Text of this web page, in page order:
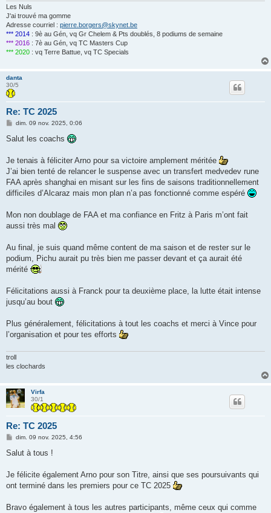
Les Nuls
J'ai trouvé ma gomme
Adresse courriel : pierre.borgers@skynet.be
*** 2014 : 9è au Gén, vq Gr Chelem & Pts doublés, 8 podiums de semaine
*** 2016 : 7è au Gén, vq TC Masters Cup
*** 2020 : vq Terre Battue, vq TC Specials
danta
30/5
Re: TC 2025
M
s
g
dim. 09 nov. 2025, 0:06
Salut les coachs
Je tenais à féliciter Arno pour sa victoire amplement méritée
J’ai bien tenté de relancer le suspense avec un transfert medvedev rune
FAA après shanghai en misant sur les fins de saisons traditionnellement
difficiles d’Alcaraz mais mon plan n’a pas fonctionné comme espéré
Mon non doublage de FAA et ma confiance en Fritz à Paris m’ont fait
aussi très mal
Au final, je suis quand même content de ma saison et de rester sur le
podium, Pichu aurait pu très bien me passer devant et ça aurait été
mérité
Félicitations aussi à Franck pour ta deuxième place, la lutte était intense
jusqu’au bout
Plus généralement, félicitations à tout les coachs et merci à Vince pour
l’organisation et pour tes efforts
troll
les clochards
Virfa
30/1
Re: TC 2025
M
s
g
dim. 09 nov. 2025, 4:56
Salut à tous !
Je félicite également Arno pour son Titre, ainsi que ses poursuivants qui
ont terminé dans les premiers pour ce TC 2025
Bravo également à tous les autres participants, même ceux qui comme